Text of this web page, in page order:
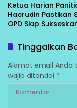
Ketua Harian
Haerudin Pastikan
OPD Siap
Morowali
Tinggalkan
Alamat email Anda
wajib ditandai *